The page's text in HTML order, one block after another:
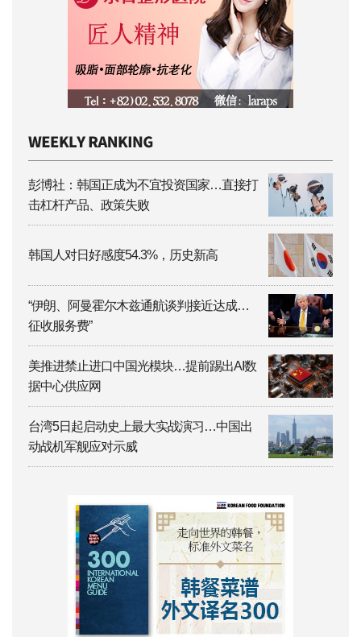
彭博社：韩国正成为不宜投资国家…直接打
击杠杆产品、政策失败
韩国人对日好感度54.3%，历史新高
“伊朗、阿曼霍尔木兹通航谈判接近达成…
征收服务费”
美推进禁止进口中国光模块…提前踢出AI数
据中心供应网
台湾5日起启动史上最大实战演习…中国出
动战机军舰应对示威